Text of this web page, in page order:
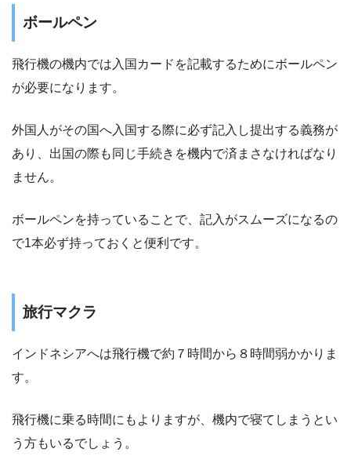
ボールペン
飛行機の機内では入国カードを記載するためにボールペン
が必要になります。
外国人がその国へ入国する際に必ず記入し提出する義務が
あり、出国の際も同じ手続きを機内で済まさなければなり
ません。
ボールペンを持っていることで、記入がスムーズになるの
で1本必ず持っておくと便利です。
旅行マクラ
インドネシアへは飛行機で約７時間から８時間弱かかりま
す。
飛行機に乗る時間にもよりますが、機内で寝てしまうとい
う方もいるでしょう。